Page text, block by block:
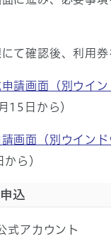
て確認後、利用券
請画面
（別ウイ
15日から）
画面 （別ウイン
ら）
込
式アカウント